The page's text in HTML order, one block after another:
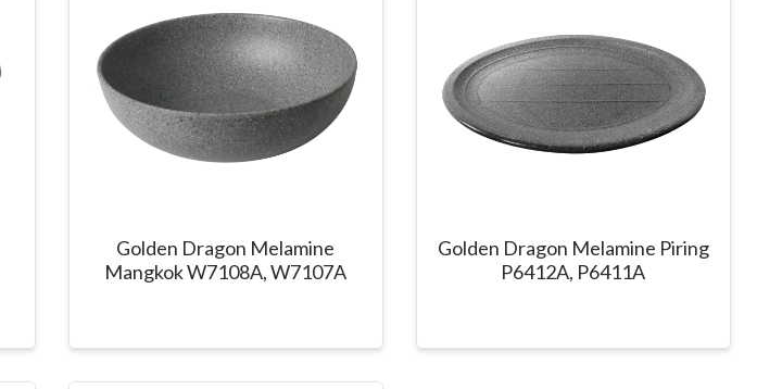
Golden Dragon Melamine
Mangkok W7108A, W7107A
Golden Dragon Melamine Piring
P6412A, P6411A